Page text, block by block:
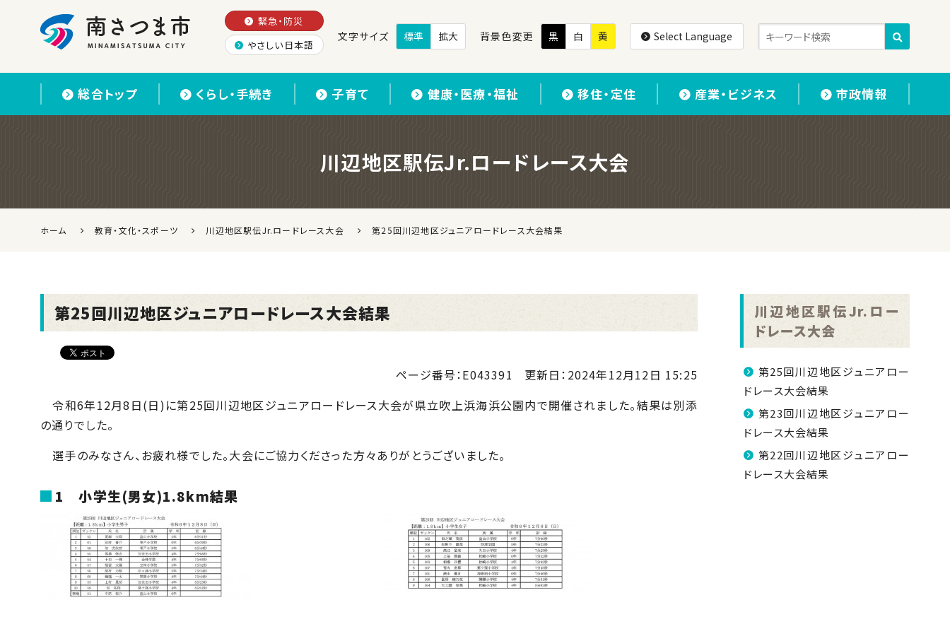
緊急・防災
やさしい日本語
文字サイズ 標準 拡大 背景色変更 黒 白 黄 Select Language
総合トップ くらし・手続き 子育て 健康・医療・福祉 移住・定住 産業・ビジネス 市政情報
川辺地区駅伝Jr.ロードレース大会
ホーム 教育・文化・スポーツ 川辺地区駅伝Jr.ロードレース大会 第25回川辺地区ジュニアロードレース大会結果
第25回川辺地区ジュニアロードレース大会結果
ページ番号：E043391 更新日： 2024年12月12日 15:25
令和6年12月8日(日)に第25回川辺地区ジュニアロードレース大会が県立吹上浜海浜公園内で開催されました。結果は別添
の通りでした。
選手のみなさん、お疲れ様でした。大会にご協力くださった方々ありがとうございました。
1 小学生(男女)1.8km結果
川辺地区駅伝Jr.ロー
ドレース大会
第25回川辺地区ジュニアロー
ドレース大会結果
第23回川辺地区ジュニアロー
ドレース大会結果
第22回川辺地区ジュニアロー
ドレース大会結果